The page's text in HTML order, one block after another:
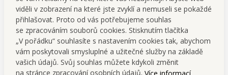
viděli v zobrazení na které jste zvyklí a nemuseli se pokaždé
přihlašovat. Proto od vás potřebujeme souhlas
se zpracováním souborů cookies. Stisknutím tlačítka
„V pořádku“ souhlasíte s nastavením cookies tak, abychom
vám poskytovali smysluplné a užitečné služby na základě
vašich údajů. Svůj souhlas můžete kdykoli změnit
na stránce zpracování osobních údajů.
Ušetří až 50 % prostoru – kapacita botníku se tak
zdvojnásobí.
2. Hodí se i na vyšší boty?
Ano, výška 13 cm umožňuje uskladnění i dámských lodiček
nebo bot na klínku.